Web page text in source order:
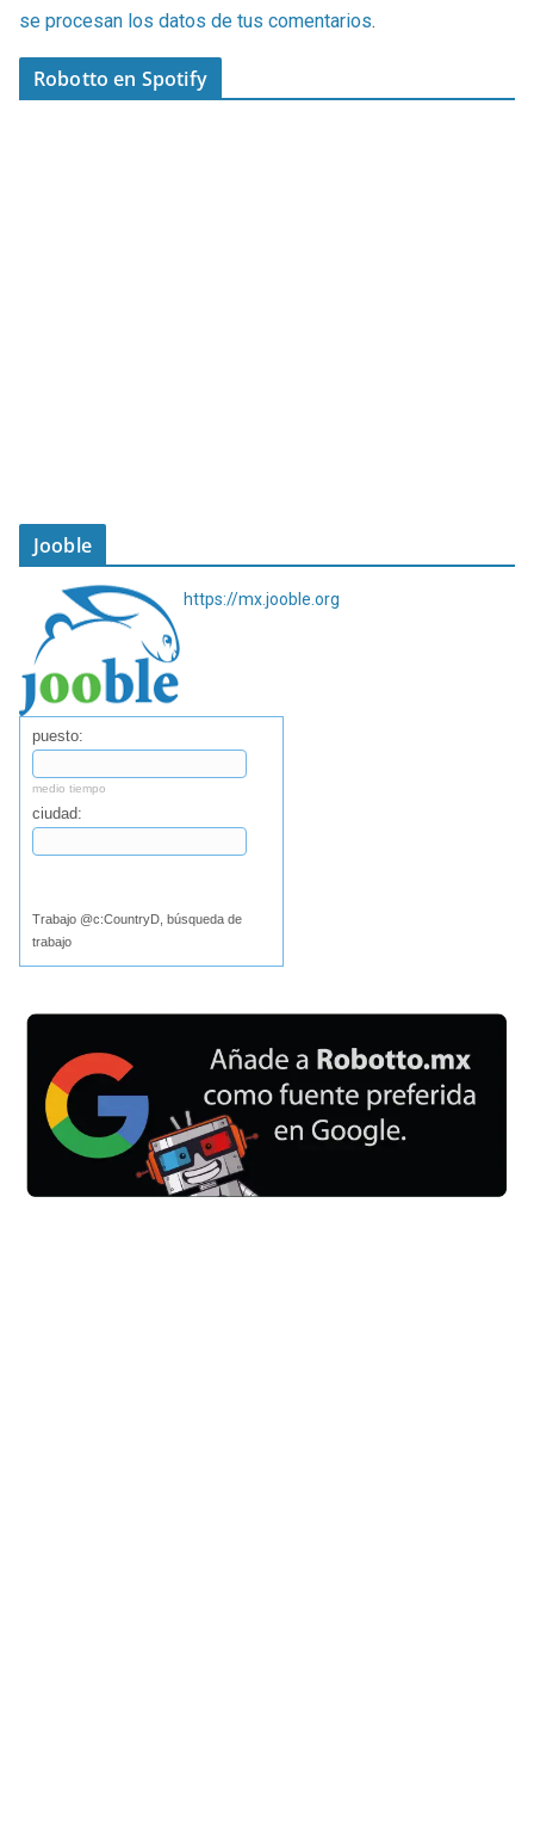
se procesan los datos de tus comentarios.
Robotto en Spotify
Jooble
https://mx.jooble.org
puesto:
medio tiempo
ciudad:
Trabajo @c:CountryD, búsqueda de
trabajo